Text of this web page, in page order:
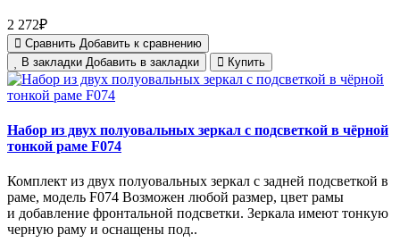
2 272₽
Сравнить Добавить к сравнению
В закладки Добавить в закладки Купить
Набор из двух полуовальных зеркал с подсветкой в чёрной
тонкой раме F074
Комплект из двух полуовальных зеркал с задней подсветкой в
раме, модель F074 Возможен любой размер, цвет рамы
и добавление фронтальной подсветки. Зеркала имеют тонкую
черную раму и оснащены под..